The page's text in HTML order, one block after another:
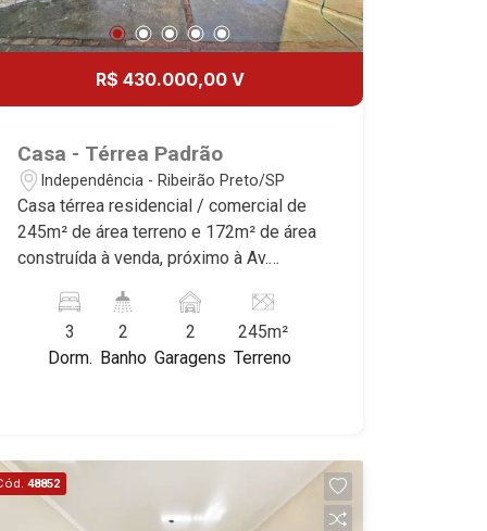
R$ 430.000,00 V
Casa - Térrea Padrão
Independência - Ribeirão Preto/SP
Casa térrea residencial / comercial de
245m² de área terreno e 172m² de área
construída à venda, próximo à Av.
Independência, Ribeirão Preto/SP.
Conheça as características deste
imóvel que a Martinelli Imobiliária
1 com armários - Banheiro social - Sala
2 ambeintes - Escritório - Copa -
Cozinha - Área de serviço - Quintal - 2
3
Dorm.
2
Banho
2
Garagens
245m²
Terreno
48852